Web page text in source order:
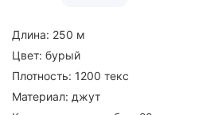
Длина: 250 м
Цвет: бурый
Плотность: 1200 текс
Материал: джут